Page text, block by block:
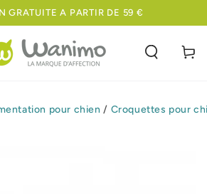
GRATUITE A PARTIR DE 59 €
Panier
pour chien / Croquettes pour